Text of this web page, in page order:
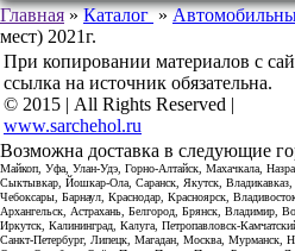
Главная»Каталог»
мест) 2021г.
При копировании материалов с
ссылка на источник обязательна.
© 2015 | All Rights Reserved |
www.sarchehol.ru
Возможна доставка в следующие
Майкоп, Уфа, Улан-Удэ, Горно-Алтайск, Махачкала,
Сыктывкар, Йошкар-Ола, Саранск, Якутск,
Чебоксары, Барнаул, Краснодар, Красноярск,
Архангельск, Астрахань, Белгород, Брянск, Владимир,
Иркутск, Калининград, Калуга, Петропавловск-
Санкт-Петербург, Липецк, Магадан, Москва, Мурманск,